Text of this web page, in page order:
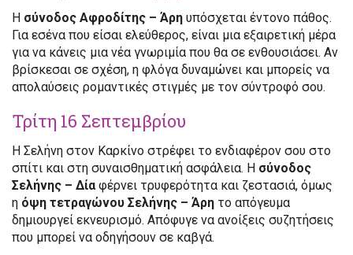
Η σύνοδος Αφροδίτης – Άρη υπόσχεται έντονο πάθος.
Για εσένα που είσαι ελεύθερος, είναι μια εξαιρετική μέρα
για να κάνεις μια νέα γνωριμία που θα σε ενθουσιάσει. Αν
βρίσκεσαι σε σχέση, η φλόγα δυναμώνει και μπορείς να
απολαύσεις ρομαντικές στιγμές με τον σύντροφό σου.
Τρίτη 16 Σεπτεμβρίου
Η Σελήνη στον Καρκίνο στρέφει το ενδιαφέρον σου στο
σπίτι και στη συναισθηματική ασφάλεια. Η σύνοδος
Σελήνης – Δίαφέρνει τρυφερότητα και ζεστασιά, όμως
η όψη τετραγώνου Σελήνης – Άρη το απόγευμα
δημιουργεί εκνευρισμό. Απόφυγε να ανοίξεις συζητήσεις
που μπορεί να οδηγήσουν σε καβγά.